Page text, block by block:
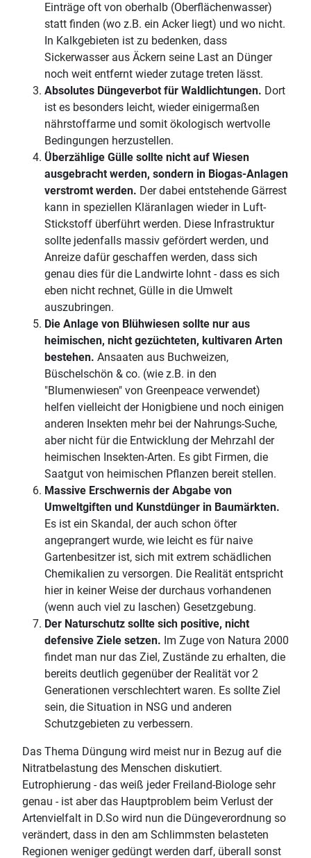
Einträge oft von oberhalb (Oberflächenwasser)
statt finden (wo z.B. ein Acker liegt) und wo nicht.
In Kalkgebieten ist zu bedenken, dass
Sickerwasser aus Äckern seine Last an Dünger
noch weit entfernt wieder zutage treten lässt.
Absolutes Düngeverbot für Waldlichtungen. Dort
ist es besonders leicht, wieder einigermaßen
nährstoffarme und somit ökologisch wertvolle
Bedingungen herzustellen.
Überzählige Gülle sollte nicht auf Wiesen
ausgebracht werden, sondern in Biogas-Anlagen
verstromt werden. Der dabei entstehende Gärrest
kann in speziellen Kläranlagen wieder in Luft-
Stickstoff überführt werden. Diese Infrastruktur
sollte jedenfalls massiv gefördert werden, und
Anreize dafür geschaffen werden, dass sich
genau dies für die Landwirte lohnt - dass es sich
eben nicht rechnet, Gülle in die Umwelt
auszubringen.
Die Anlage von Blühwiesen sollte nur aus
heimischen, nicht gezüchteten, kultivaren Arten
bestehen. Ansaaten aus Buchweizen,
Büschelschön & co. (wie z.B. in den
"Blumenwiesen" von Greenpeace verwendet)
helfen vielleicht der Honigbiene und noch einigen
anderen Insekten mehr bei der Nahrungs-Suche,
aber nicht für die Entwicklung der Mehrzahl der
heimischen Insekten-Arten. Es gibt Firmen, die
Saatgut von heimischen Pflanzen bereit stellen.
Massive Erschwernis der Abgabe von
Umweltgiften und Kunstdünger in Baumärkten.
Es ist ein Skandal, der auch schon öfter
angeprangert wurde, wie leicht es für naive
Gartenbesitzer ist, sich mit extrem schädlichen
Chemikalien zu versorgen. Die Realität entspricht
hier in keiner Weise der durchaus vorhandenen
(wenn auch viel zu laschen) Gesetzgebung.
Der Naturschutz sollte sich positive, nicht
defensive Ziele setzen. Im Zuge von Natura 2000
findet man nur das Ziel, Zustände zu erhalten, die
bereits deutlich gegenüber der Realität vor 2
Generationen verschlechtert waren. Es sollte Ziel
sein, die Situation in NSG und anderen
Schutzgebieten zu verbessern.
Das Thema Düngung wird meist nur in Bezug auf die
Nitratbelastung des Menschen diskutiert.
Eutrophierung - das weiß jeder Freiland-Biologe sehr
genau - ist aber das Hauptproblem beim Verlust der
Artenvielfalt in D.So wird nun die Düngeverordnung so
verändert, dass in den am Schlimmsten belasteten
Regionen weniger gedüngt werden darf, überall sonst